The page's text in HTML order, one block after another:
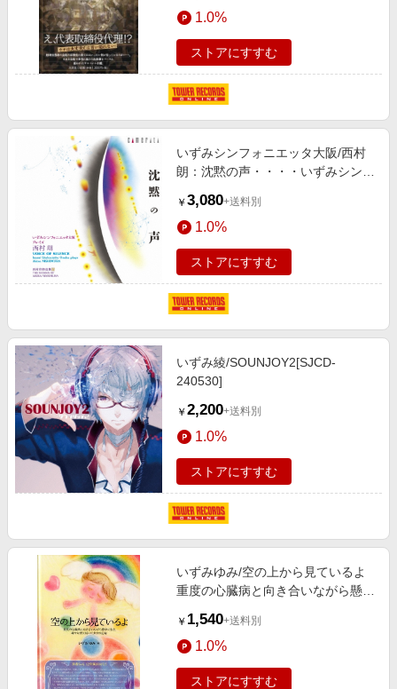
1.0%
ストアにすすむ
いずみシンフォニエッタ大阪/西村
朗：沈黙の声・・・・いずみシンフ
[CMCD-28290]
￥ 3,080+送料別
1.0%
ストアにすすむ
いずみ綾/SOUNJOY2[SJCD-
240530]
￥ 2,200+送料別
1.0%
ストアにすすむ
いずみゆみ/空の上から見ているよ
重度の心臓病と向き合いながら懸命
録[9784434267604]
￥ 1,540+送料別
1.0%
ストアにすすむ